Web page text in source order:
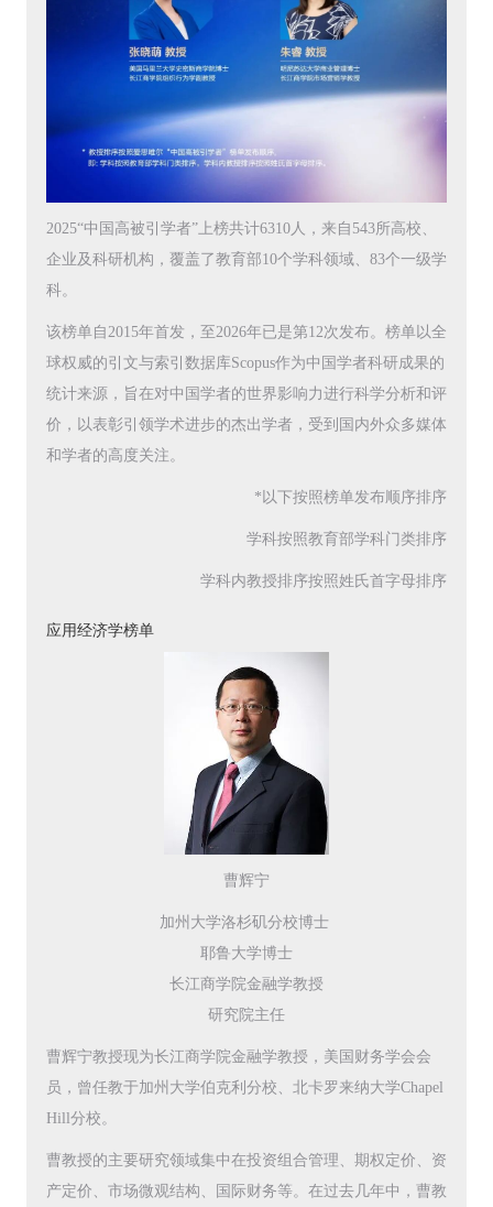
2025“中国高被引学者”上榜共计6310人，来自543所高校、
企业及科研机构，覆盖了教育部10个学科领域、83个一级学
科。
该榜单自2015年首发，至2026年已是第12次发布。榜单以全
球权威的引文与索引数据库Scopus作为中国学者科研成果的
统计来源，旨在对中国学者的世界影响力进行科学分析和评
价，以表彰引领学术进步的杰出学者，受到国内外众多媒体
和学者的高度关注。
*以下按照榜单发布顺序排序
学科按照教育部学科门类排序
学科内教授排序按照姓氏首字母排序
应用经济学榜单
曹辉宁
加州大学洛杉矶分校博士
耶鲁大学博士
长江商学院金融学教授
研究院主任
曹辉宁教授现为长江商学院金融学教授，美国财务学会会
员，曾任教于加州大学伯克利分校、北卡罗来纳大学Chapel
Hill分校。
曹教授的主要研究领域集中在投资组合管理、期权定价、资
产定价、市场微观结构、国际财务等。在过去几年中，曹教